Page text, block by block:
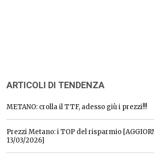
ARTICOLI DI TENDENZA
METANO: crolla il TTF, adesso giù i prezzi!!!
Prezzi Metano: i TOP del risparmio
13/03/2026]